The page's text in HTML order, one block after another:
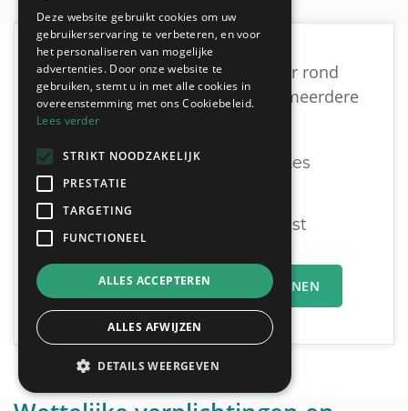
Vind een geschikte dakwerker rond
Kruishoutem door vrijblijvend meerdere
Ontvang tot 3 offertes
U vergelijkt en beslist
MIJN OFFERTEAANVRAAG INDIENEN
Deze website gebruikt cookies om uw
gebruikerservaring te verbeteren, en voor
het personaliseren van mogelijke
advertenties. Door onze website te
gebruiken, stemt u in met alle cookies in
overeenstemming met ons Cookiebeleid.
Lees verder
STRIKT NOODZAKELIJK
PRESTATIE
TARGETING
FUNCTIONEEL
ALLES ACCEPTEREN
ALLES AFWIJZEN
DETAILS WEERGEVEN